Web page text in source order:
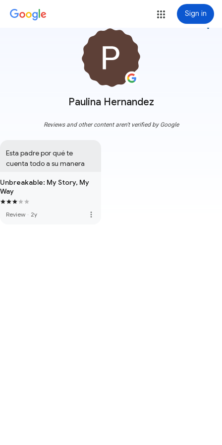
Sign in
Paulina Hernandez
more_vert
Reviews and other content aren't verified by Google
Esta padre por qué te
cuenta todo a su manera
Unbreakable: My Story, My
Way
Review · 2y more_vert